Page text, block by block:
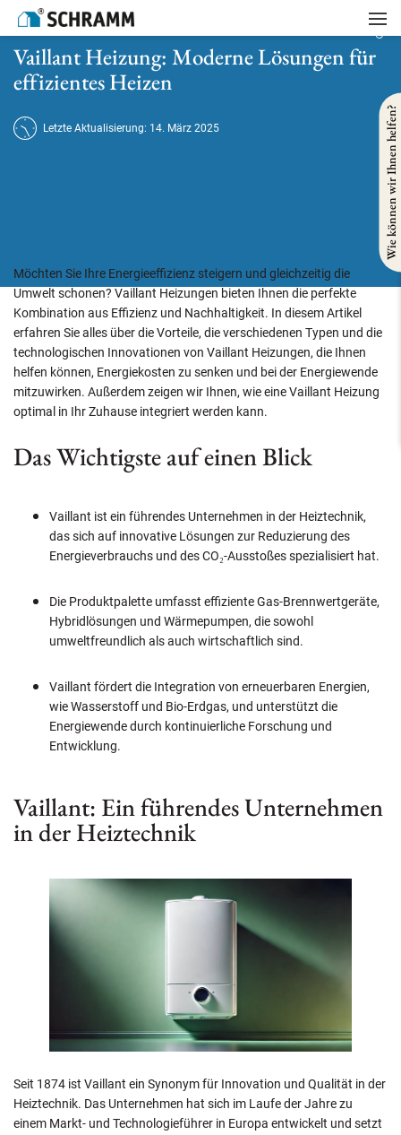
Startseite
Vaillant Heizung: Moderne Lösungen für effizientes Heizen
Vaillant Heizung: Moderne Lösungen für
effizientes Heizen
Letzte Aktualisierung: 14. März 2025
Möchten Sie Ihre Energieeffizienz steigern und gleichzeitig die
Umwelt schonen? Vaillant Heizungen bieten Ihnen die perfekte
Kombination aus Effizienz und Nachhaltigkeit. In diesem Artikel
erfahren Sie alles über die Vorteile, die verschiedenen Typen und die
technologischen Innovationen von Vaillant Heizungen, die Ihnen
helfen können, Energiekosten zu senken und bei der Energiewende
mitzuwirken. Außerdem zeigen wir Ihnen, wie eine Vaillant Heizung
optimal in Ihr Zuhause integriert werden kann.
Das Wichtigste auf einen Blick
Vaillant ist ein führendes Unternehmen in der Heiztechnik,
das sich auf innovative Lösungen zur Reduzierung des
Energieverbrauchs und des CO₂-Ausstoßes spezialisiert hat.
Die Produktpalette umfasst effiziente Gas-Brennwertgeräte,
Hybridlösungen und Wärmepumpen, die sowohl
umweltfreundlich als auch wirtschaftlich sind.
Vaillant fördert die Integration von erneuerbaren Energien,
wie Wasserstoff und Bio-Erdgas, und unterstützt die
Energiewende durch kontinuierliche Forschung und
Entwicklung.
Vaillant: Ein führendes Unternehmen
in der Heiztechnik
Seit 1874 ist Vaillant ein Synonym für Innovation und Qualität in der
Heiztechnik. Das Unternehmen hat sich im Laufe der Jahre zu
einem Markt- und Technologieführer in Europa entwickelt und setzt
Wie können wir Ihnen helfen?